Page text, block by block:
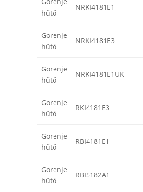
Gorenje
hűtő
NRKI4181E1
Gorenje
hűtő
NRKI4181E3
Gorenje
hűtő
NRKI4181E1UK
Gorenje
hűtő
RKI4181E3
Gorenje
hűtő
RBI4181E1
Gorenje
hűtő
RBI5182A1